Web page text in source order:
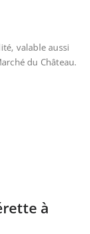
valable aussi
du Château.
à